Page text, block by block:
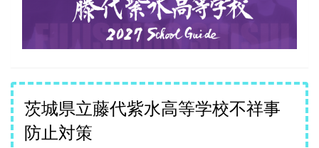
茨城県立藤代紫水高等学校不祥事
防止対策